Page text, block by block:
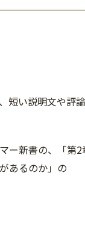
短い説明文や評
ー新書の、「第
あるのか」の